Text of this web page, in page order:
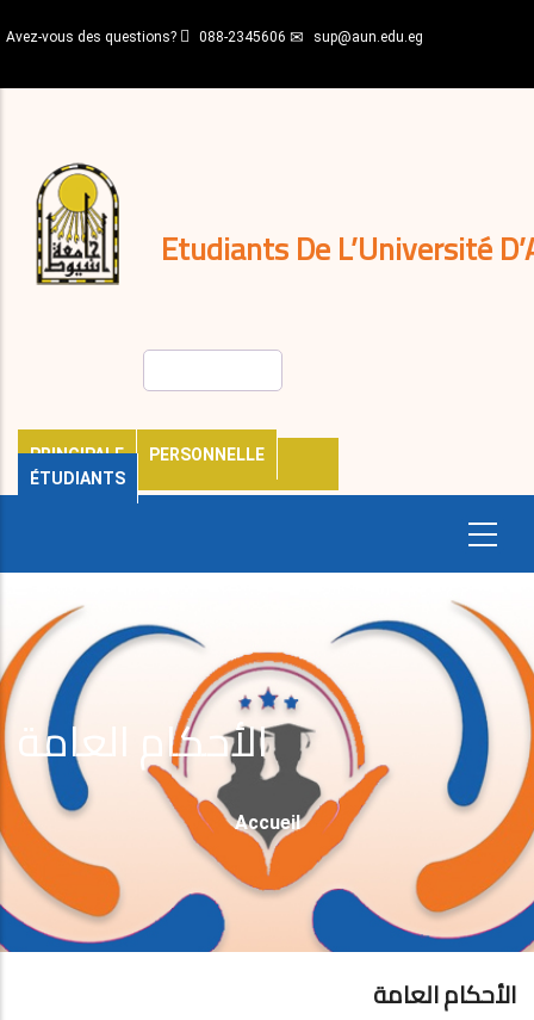
au
principal
Avez-vous des questions? 088-2345606 sup@aun.edu.eg
Etudiants De L’Université
PRINCIPALE
PERSONNELLE
ÉTUDIANTS
décisions
Expatriés
Journal
الأحكام العامة
Fil
D'Ariane
Accueil
الأحكام العامة